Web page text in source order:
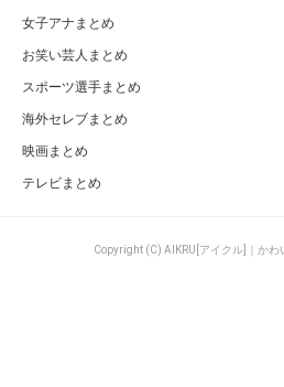
女子アナまとめ
お笑い芸人まとめ
スポーツ選手まとめ
海外セレブまとめ
映画まとめ
テレビまとめ
Copyright (C) AIKRU[アイクル]｜かわ